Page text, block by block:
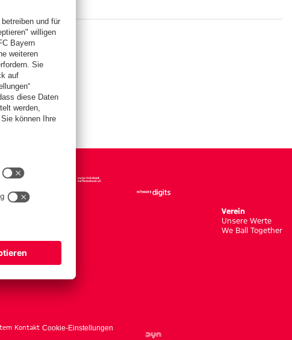
Verein
Unsere Werte
We Ball Together
Kontakt Cookie-Einstellungen